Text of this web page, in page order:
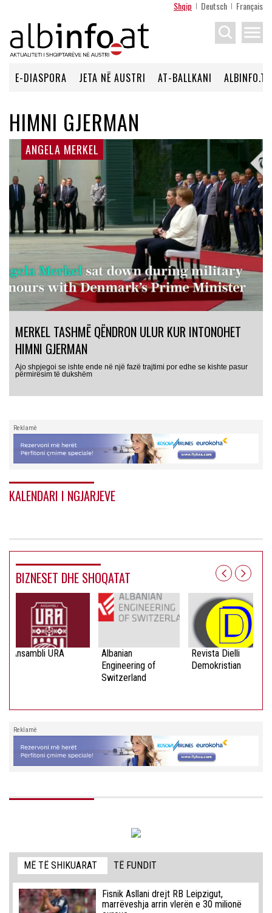
Shqip Deutsch Français
menu
E-DIASPORA JETA NË AUSTRI AT-BALLKANI ALBINFO.TV
HIMNI GJERMAN
ANGELA MERKEL
MERKEL TASHMË QËNDRON ULUR KUR INTONOHET
HIMNI GJERMAN
Ajo shpjegoi se ishte ende në një fazë trajtimi por edhe se kishte pasur
përmirësim të dukshëm
Reklamë
KALENDARI I NGJARJEVE
BIZNESET DHE SHOQATAT
Ansambli URA
Albanian
Engineering of
Switzerland
Revista Dielli
Demokristian
Reklamë
MË TË SHIKUARAT TË FUNDIT
Fisnik Asllani drejt RB Leipzigut,
marrëveshja arrin vlerën e 30 milionë